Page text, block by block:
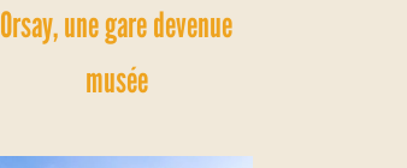
Orsay, une gare devenue
musée